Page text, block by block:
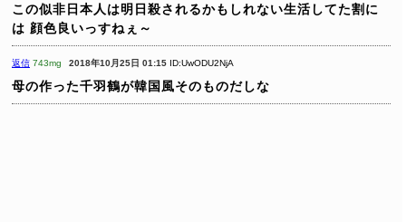
この似非日本人は明日殺されるかもしれない生活してた割に
は 顔色良いっすねぇ～
返信 743mg 2018年10月25日 01:15 ID:UwODU2NjA
母の作った千羽鶴が韓国風そのものだしな